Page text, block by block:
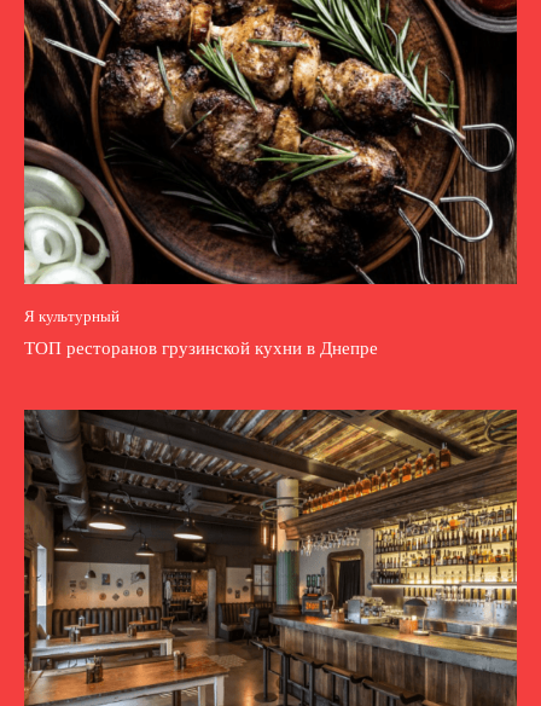
Я культурный
ТОП ресторанов грузинской кухни в Днепре